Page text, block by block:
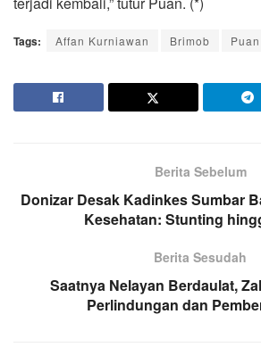
Tags: Affan Kurniawan Brimob
Berita Sebelum
Donizar Desak Kadinkes Sumbar
Kesehatan: Stunting
Berita Sesudah
Saatnya Nelayan Berdaulat,
Perlindungan dan